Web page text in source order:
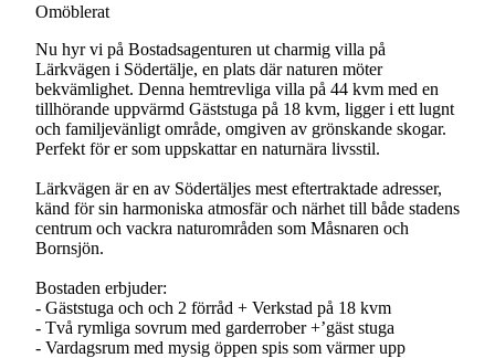
Omöblerat
Nu hyr vi på Bostadsagenturen ut charmig villa på
Lärkvägen i Södertälje, en plats där naturen möter
bekvämlighet. Denna hemtrevliga villa på 44 kvm med en
tillhörande uppvärmd Gäststuga på 18 kvm, ligger i ett lugnt
och familjevänligt område, omgiven av grönskande skogar.
Perfekt för er som uppskattar en naturnära livsstil.
Lärkvägen är en av Södertäljes mest eftertraktade adresser,
känd för sin harmoniska atmosfär och närhet till både stadens
centrum och vackra naturområden som Måsnaren och
Bornsjön.
Bostaden erbjuder:
- Gäststuga och och 2 förråd + Verkstad på 18 kvm
- Två rymliga sovrum med garderrober +’gäst stuga
- Vardagsrum med mysig öppen spis som värmer upp